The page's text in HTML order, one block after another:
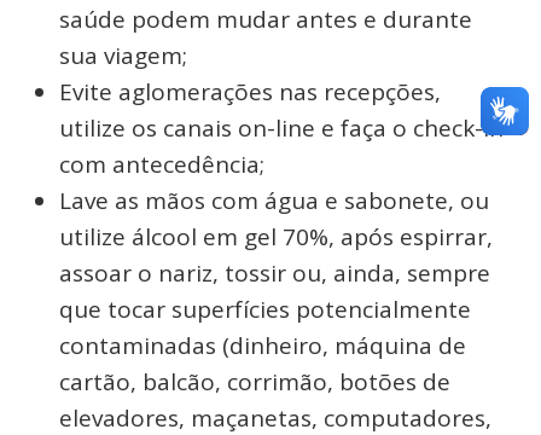
saúde podem mudar antes e durante
sua viagem;
Evite aglomerações nas recepções,
utilize os canais on-line e faça o check-in
com antecedência;
Lave as mãos com água e sabonete, ou
utilize álcool em gel 70%, após espirrar,
assoar o nariz, tossir ou, ainda, sempre
que tocar superfícies potencialmente
contaminadas (dinheiro, máquina de
cartão, balcão, corrimão, botões de
elevadores, maçanetas, computadores,